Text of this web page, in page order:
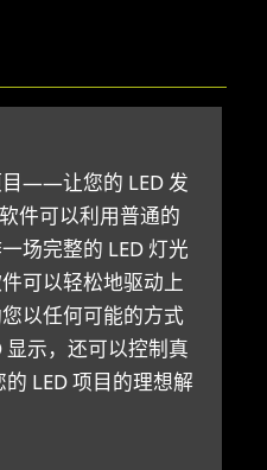
目——让您的 LED 发
件可以利用普通的
场完整的 LED 灯光
可以轻松地驱动上
以任何可能的方式
显示，还可以控制真
LED 项目的理想解